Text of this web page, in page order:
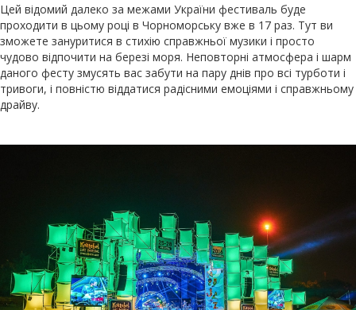
Цей відомий далеко за межами України фестиваль буде
проходити в цьому році в Чорноморську вже в 17 раз. Тут ви
зможете зануритися в стихію справжньої музики і просто
чудово відпочити на березі моря. Неповторні атмосфера і шарм
даного фесту змусять вас забути на пару днів про всі турботи і
тривоги, і повністю віддатися радісними емоціями і справжньому
драйву.